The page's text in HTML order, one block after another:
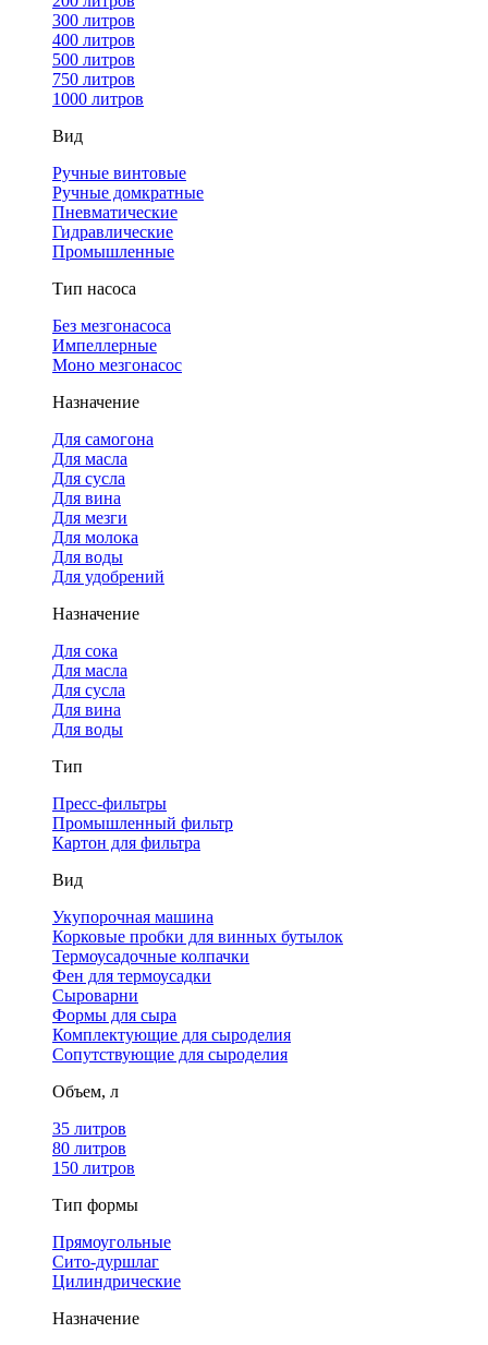
300 литров
400 литров
500 литров
750 литров
1000 литров
Вид
Ручные винтовые
Ручные домкратные
Пневматические
Гидравлические
Промышленные
Тип насоса
Без мезгонасоса
Импеллерные
Моно мезгонасос
Назначение
Для самогона
Для масла
Для сусла
Для вина
Для мезги
Для молока
Для воды
Для удобрений
Назначение
Для сока
Для масла
Для сусла
Для вина
Для воды
Тип
Пресс-фильтры
Промышленный фильтр
Картон для фильтра
Вид
Укупорочная машина
Корковые пробки для винных бутылок
Термоусадочные колпачки
Фен для термоусадки
Сыроварни
Формы для сыра
Комплектующие для сыроделия
Сопутствующие для сыроделия
Объем, л
35 литров
80 литров
150 литров
Тип формы
Прямоугольные
Сито-дуршлаг
Цилиндрические
Назначение